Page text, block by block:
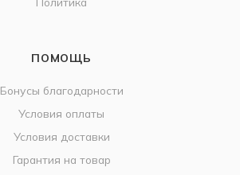
ПОМОЩЬ
Бонусы благодарности
Условия оплаты
Условия доставки
Гарантия на товар